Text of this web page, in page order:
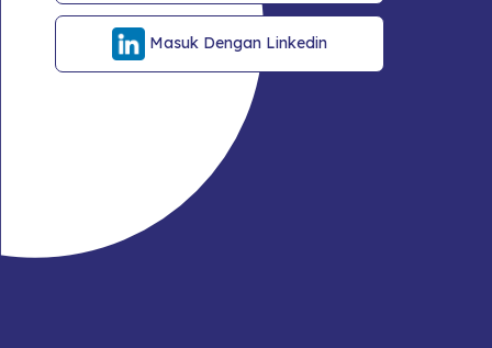
Masuk Dengan Linkedin